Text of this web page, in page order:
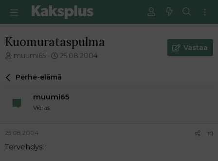
Kuomurataspulma
V
e
i
t
u
muumi65
E
s
m
m
25.08.2004
Vastaa
Perhe-elämä
muumi65
Vieras
25.08.2004 #1
Tervehdys!